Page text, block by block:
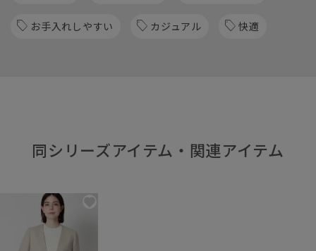
お手入れしやすい カジュアル 快適
同シリーズアイテム・関連アイテム